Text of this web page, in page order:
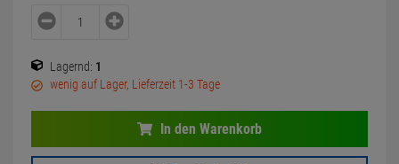
Lagernd: 1
wenig auf Lager, Lieferzeit 1-3 Tage
In den Warenkorb